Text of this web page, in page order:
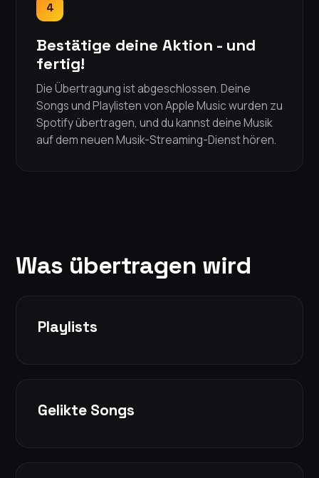
4
Bestätige deine Aktion - und
fertig!
Die Übertragung ist abgeschlossen. Deine
Songs und Playlisten von Apple Music wurden zu
Spotify übertragen, und du kannst deine Musik
auf dem neuen Musik-Streaming-Dienst hören.
Was übertragen wird
Playlists
Gelikte Songs